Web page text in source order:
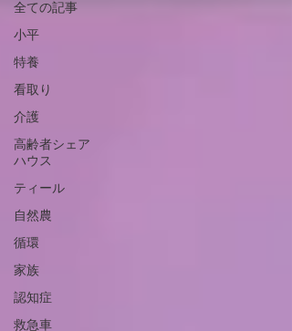
全ての記事
小平
特養
看取り
介護
高齢者シェア
ハウス
ティール
自然農
循環
家族
認知症
救急車